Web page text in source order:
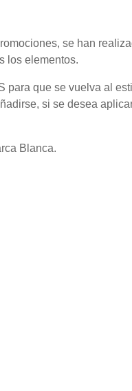
se han
los elementos.
para que se vuelva al
si se desea
Blanca.